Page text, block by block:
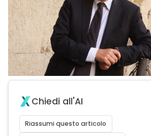
Chiedi all'AI
Riassumi questo articolo